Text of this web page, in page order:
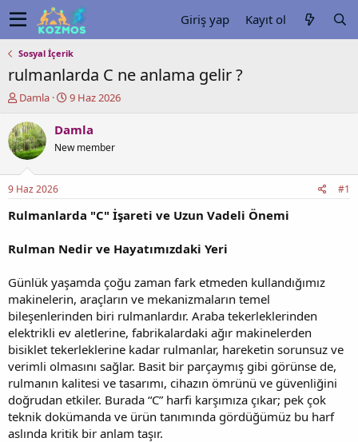
Giriş yap Kayıt ol
Sosyal İçerik
rulmanlarda C ne anlama gelir ?
K
n
u
y
b
a
ş
t
n
Damla
B
ş
a
ç
r
h
i
9 Haz 2026
Damla
New member
9 Haz 2026 #1
Rulmanlarda "C" İşareti ve Uzun Vadeli Önemi
Rulman Nedir ve Hayatımızdaki Yeri
Günlük yaşamda çoğu zaman fark etmeden kullandığımız
makinelerin, araçların ve mekanizmaların temel
bileşenlerinden biri rulmanlardır. Araba tekerleklerinden
elektrikli ev aletlerine, fabrikalardaki ağır makinelerden
bisiklet tekerleklerine kadar rulmanlar, hareketin sorunsuz ve
verimli olmasını sağlar. Basit bir parçaymış gibi görünse de,
rulmanın kalitesi ve tasarımı, cihazın ömrünü ve güvenliğini
doğrudan etkiler. Burada “C” harfi karşımıza çıkar; pek çok
teknik dokümanda ve ürün tanımında gördüğümüz bu harf
aslında kritik bir anlam taşır.